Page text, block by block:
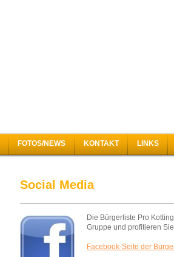
FOTOS/NEWS KONTAKT LINKS
Social Media
Die Bürgerliste Pro
Gruppe und profitieren
Facebook-Seite der